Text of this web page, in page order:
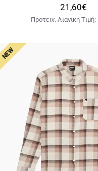
21,60€
Προτειν. Λιανική Tιμή:
NEW